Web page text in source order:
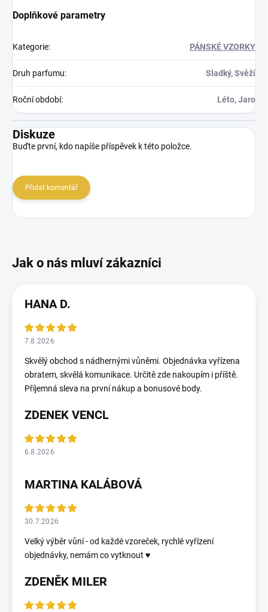
Doplňkové parametry
Kategorie: PÁNSKÉ VZORKY
Druh parfumu: Sladký, Svěží
Roční období: Léto, Jaro
Diskuze
Buďte první, kdo napíše příspěvek k této položce.
Přidat komentář
HANA D.
7.8.2026
Skvělý obchod s nádhernými vůněmi. Objednávka vyřízena
obratem, skvělá komunikace. Určitě zde nakoupím i příště.
Příjemná sleva na první nákup a bonusové body.
ZDENEK VENCL
6.8.2026
MARTINA KALÁBOVÁ
30.7.2026
Velký výběr vůní - od každé vzoreček, rychlé vyřízení
objednávky, nemám co vytknout ♥️
ZDENĚK MILER